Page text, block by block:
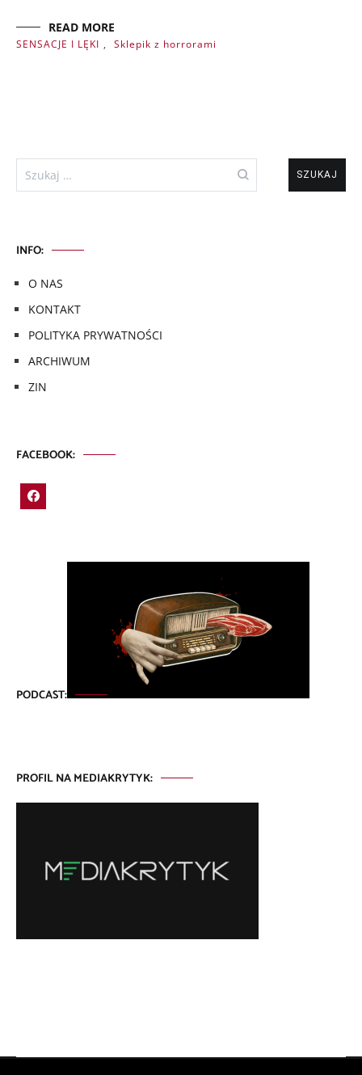
READ MORE
SENSACJE I LĘKI , Sklepik z horrorami
Szukaj:
INFO:
O NAS
KONTAKT
POLITYKA PRYWATNOŚCI
ARCHIWUM
ZIN
FACEBOOK:
PODCAST:
PROFIL NA MEDIAKRYTYK: